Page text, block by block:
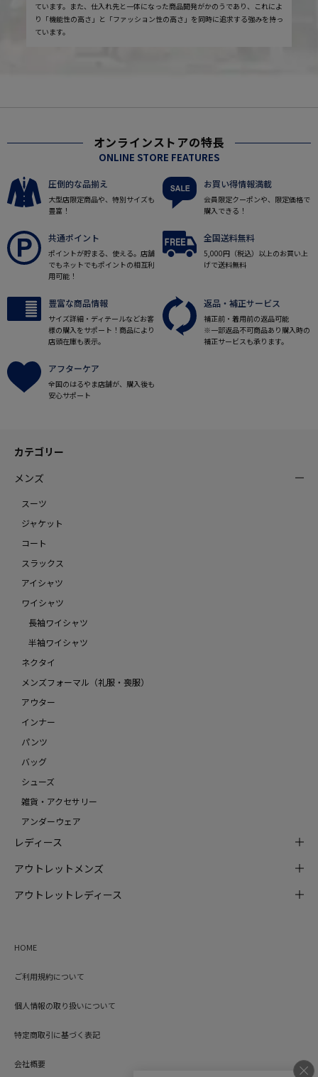
ています。また、仕入れ先と一体になった商品開発がかのうであり、これによ
り「機能性の高さ」と「ファッション性の高さ」を同時に追求する強みを持っ
ています。
オンラインストアの特長
ONLINE STORE FEATURES
圧倒的な品揃え
大型店限定商品や、特別サイズも
豊富！
お買い得情報満載
会員限定クーポンや、限定価格で
購入できる！
共通ポイント
ポイントが貯まる、使える。店舗
でもネットでもポイントの相互利
用可能！
全国送料無料
5,000円（税込）以上のお買い上
げで送料無料
豊富な商品情報
サイズ詳細・ディテールなどお客
様の購入をサポート！商品により
店頭在庫も表示。
返品・補正サービス
補正前・着用前の返品可能
※一部返品不可商品あり購入時の
補正サービスも承ります。
アフターケア
全国のはるやま店舗が、購入後も
安心サポート
カテゴリー
メンズ
スーツ
ジャケット
コート
スラックス
アイシャツ
ワイシャツ
長袖ワイシャツ
半袖ワイシャツ
ネクタイ
メンズフォーマル（礼服・喪服）
アウター
インナー
パンツ
バッグ
シューズ
雑貨・アクセサリー
アンダーウェア
レディース
アウトレットメンズ
アウトレットレディース
HOME
ご利用規約について
個人情報の取り扱いについて
特定商取引に基づく表記
会社概要